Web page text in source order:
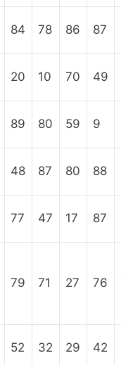
84 78 86 87
20 10 70 49
89 80 59 9
48 87 80 88
77 47 17 87
79 71 27 76
52 32 29 42